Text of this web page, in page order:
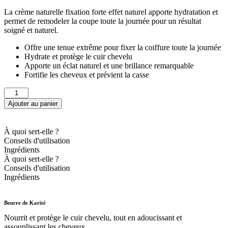
La crème naturelle fixation forte effet naturel apporte hydratation et
permet de remodeler la coupe toute la journée pour un résultat
soigné et naturel.
Offre une tenue extrême pour fixer la coiffure toute la journée
Hydrate et protège le cuir chevelu
Apporte un éclat naturel et une brillance remarquable
Fortifie les cheveux et prévient la casse
Ajouter au panier
À quoi sert-elle ?
Conseils d'utilisation
Ingrédients
À quoi sert-elle ?
Conseils d'utilisation
Ingrédients
Beurre de Karité
Nourrit et protège le cuir chevelu, tout en adoucissant et